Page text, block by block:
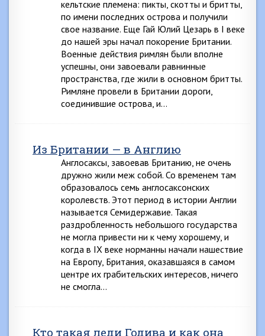
кельтские племена: пикты, скотты и бритты,
по имени последних острова и получили
свое название. Еще Гай Юлий Цезарь в I веке
до нашей эры начал покорение Британии.
Военные действия римлян были вполне
успешны, они завоевали равнинные
пространства, где жили в основном бритты.
Римляне провели в Британии дороги,
соединившие острова, и…
Из Британии — в Англию
Англосаксы, завоевав Британию, не очень
дружно жили меж собой. Со временем там
образовалось семь англосаксонских
королевств. Этот период в истории Англии
называется Семидержавие. Такая
раздробленность небольшого государства
не могла привести ни к чему хорошему, и
когда в IX веке норманны начали нашествие
на Европу, Британия, оказавшаяся в самом
центре их грабительских интересов, ничего
не смогла…
Кто такая леди Годива и как она